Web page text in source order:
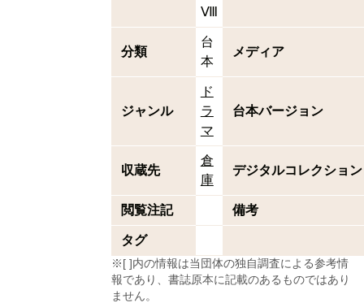
Ⅷ
分類
台
本
メディア
ジャンル
ド
ラ
マ
台本バージョン
収蔵先
倉
庫
デジタルコレクション
閲覧注記 備考
タグ
※[ ]内の情報は当団体の独自調査による参考情
報であり、書誌原本に記載のあるものではあり
ません。